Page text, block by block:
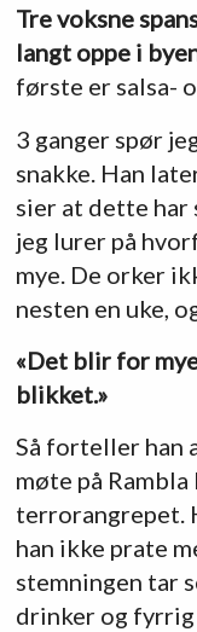
Tre voksne
langt oppe i
første er salsa-
3 ganger spør
snakke. Han
sier at dette har
jeg lurer på
mye. De orker
nesten en uke,
«Det blir for
blikket.»
Så forteller han
møte på
terrorangrepet.
han ikke prate
stemningen tar
drinker og fyrrig